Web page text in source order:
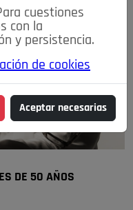
DE 50 AÑOS
cuestiones
con la
y persistencia.
de cookies
Aceptar necesarias